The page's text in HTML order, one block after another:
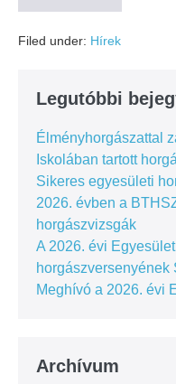
Filed under: Hírek
Legutóbbi
Élményhorgászattal
Iskolában tartott
Sikeres egyesületi
2026. évben a
horgászvizsgák
A 2026. évi
horgászversenyének
Meghívó a 2026. évi
Archívum